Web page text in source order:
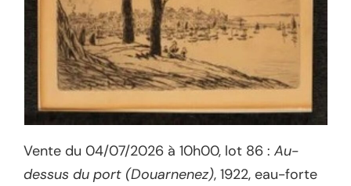
Vente du 04/07/2026 à 10h00, lot 86 :Au-
dessus du port (Douarnenez), 1922, eau-forte